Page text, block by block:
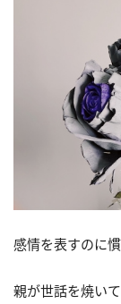
感情を表すのに
親が世話を焼い